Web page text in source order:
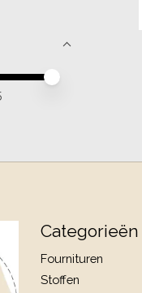
value
Categorieën
Fournituren
Stoffen